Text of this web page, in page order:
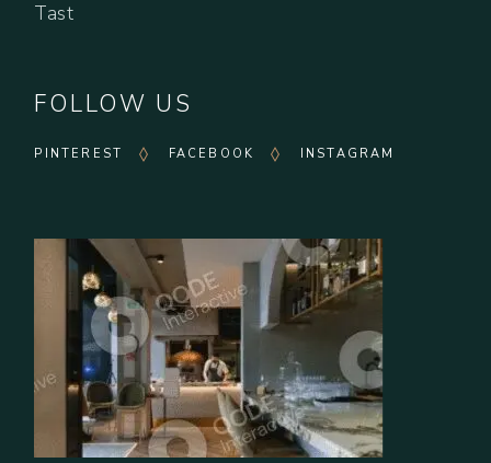
Tast
FOLLOW US
PINTEREST FACEBOOK INSTAGRAM